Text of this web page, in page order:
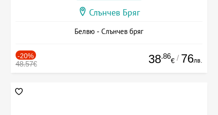
Слънчев Бряг
Белвю - Слънчев бряг
-20%
48.57€ 38.86
€ / 76лв.